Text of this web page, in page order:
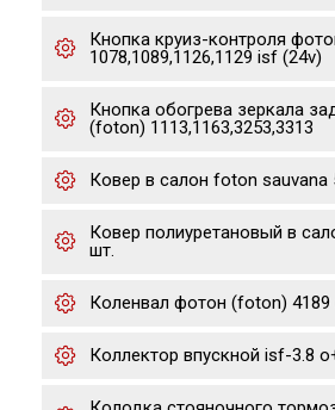
Кнопка круиз-контроля
1078,1089,1126,1129 isf (24v)
Кнопка обогрева зеркала
(foton) 1113,1163,3253,3313
Ковер в салон foton sauvana
Ковер полиуретановый в
шт.
Коленвал фотон (foton) 4189
Коллектор впускной isf-3.8